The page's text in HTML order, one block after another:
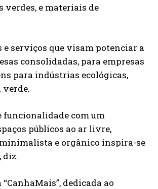
e materiais de
serviços que visam potenciar a
consolidadas, para empresas
para indústrias ecológicas,
verde.
funcionalidade com um
públicos ao ar livre,
minimalista e orgânico inspira-se
diz.
dedicada ao